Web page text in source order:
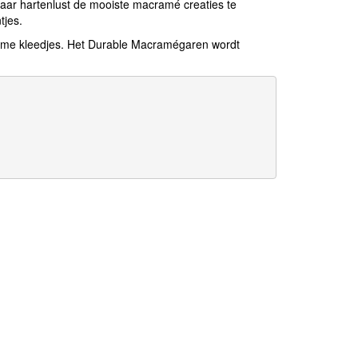
hartenlust de mooiste macramé creaties te
kleedjes. Het Durable Macramégaren wordt